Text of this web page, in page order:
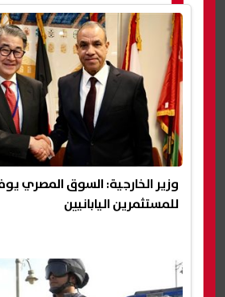
وزير الخارجية: السوق المصري
للمستثمرين اليابانيين